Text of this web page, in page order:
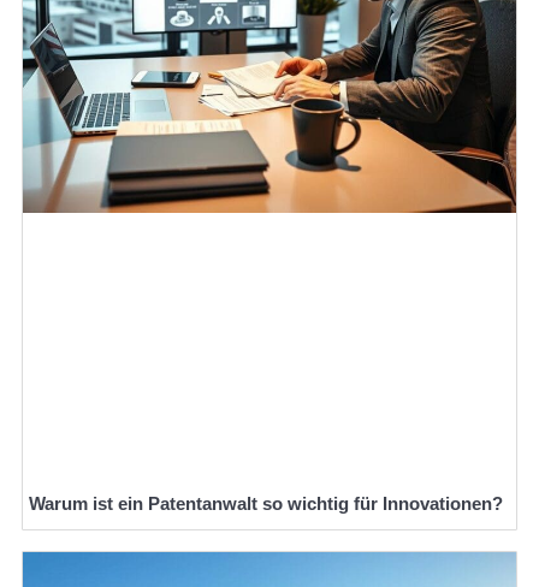
Warum ist ein Patentanwalt so wichtig für Innovationen?